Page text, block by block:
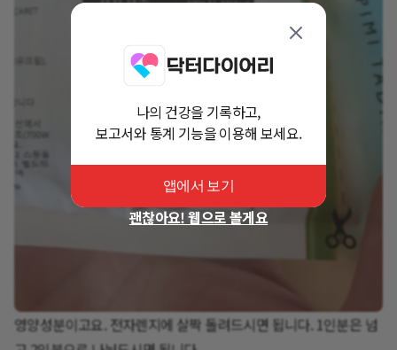
영양성분이고요. 전자렌지에 살짝 돌려드시면 됩니다. 1인분은 넘
나의 건강을 기록하고,
보고서와 통계 기능을 이용해 보세요.
앱에서 보기
괜찮아요! 웹으로 볼게요